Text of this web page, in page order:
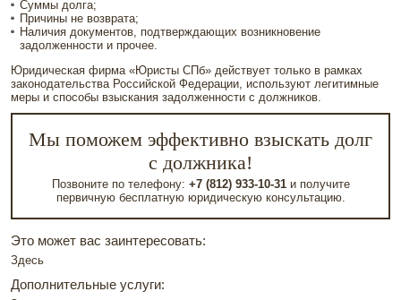
Суммы долга;
Причины не возврата;
Наличия документов, подтверждающих возникновение
задолженности и прочее.
Юридическая фирма «Юристы СПб» действует только в рамках
законодательства Российской Федерации, используют легитимные
меры и способы взыскания задолженности с должников.
Мы поможем эффективно взыскать долг
с должника!
Позвоните по телефону: +7 (812) 933-10-31и получите
первичную бесплатную юридическую консультацию.
Это может вас заинтересовать:
Здесь
Дополнительные услуги: